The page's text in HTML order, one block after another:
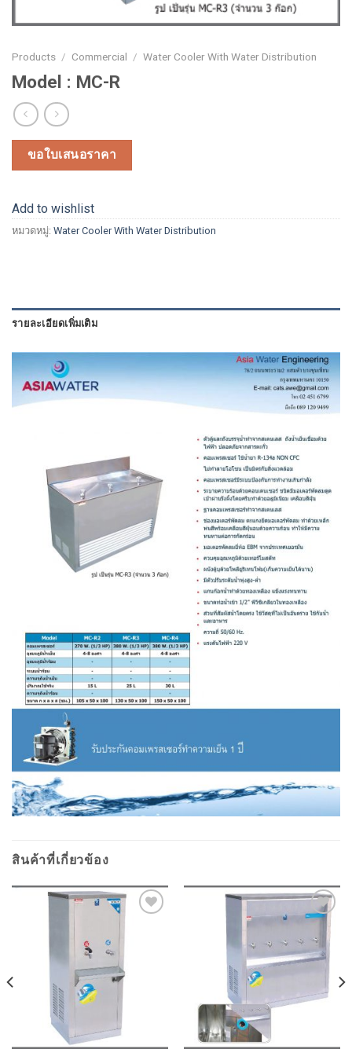
Products / Commercial / Water Cooler With Water Distribution
Model : MC-R
ขอใบเสนอราคา
Add to wishlist
หมวดหมู่: Water Cooler With Water Distribution
รายละเอียดเพิ่มเติม
สินค้าที่เกี่ยวข้อง
Add to
wishlist